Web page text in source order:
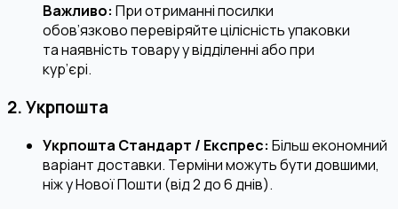
Важливо: При отриманні посилки
обов’язково перевіряйте цілісність упаковки
та наявність товару у відділенні або при
кур’єрі.
2. Укрпошта
Укрпошта Стандарт / Експрес: Більш економний
варіант доставки. Терміни можуть бути довшими,
ніж у Нової Пошти (від 2 до 6 днів).